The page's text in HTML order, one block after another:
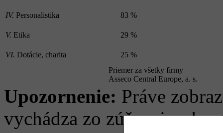
IV. Personalistika 83 %
V. Etika 29 %
VI. Dotácie, charita
25 %
Priemer za všetky firmy
Asseco Central Europe, a. s.
Upozornenie: Práve
vychádza zo zúženej sady